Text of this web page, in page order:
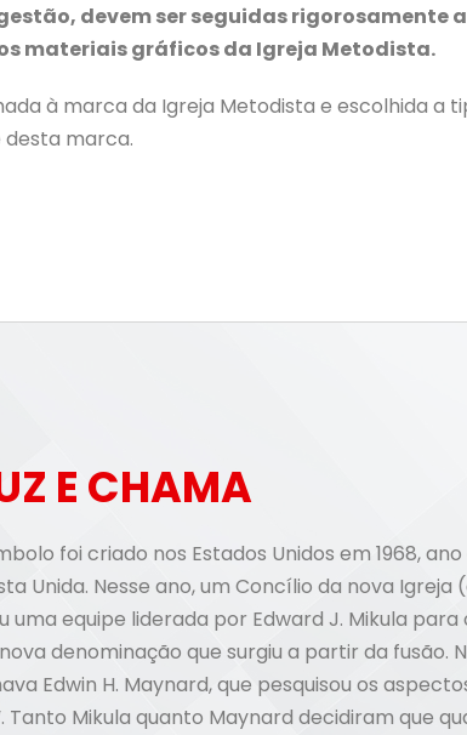
devem ser seguidas rigorosamente
materiais gráficos da Igreja Metodista.
à marca da Igreja Metodista e escolhida a
marca.
E CHAMA
foi criado nos Estados Unidos em 1968,
Unida. Nesse ano, um Concílio da nova Igreja
uma equipe liderada por Edward J. Mikula
denominação que surgiu a partir da fusão.
Edwin H. Maynard, que pesquisou os
Tanto Mikula quanto Maynard decidiram que